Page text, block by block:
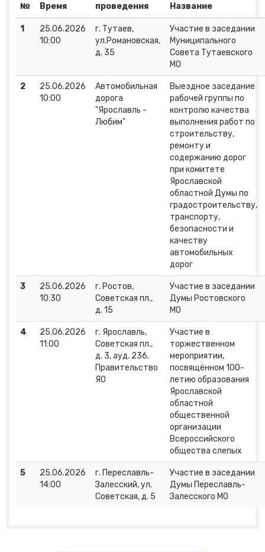
№
Время
проведения
Название
1
25.06.2026
10:00
г. Тутаев,
ул.Романовская,
д. 35
Участие в заседании
Муниципального
Совета Тутаевского
МО
2
25.06.2026
10:00
Автомобильная
дорога
"Ярославль -
Любим"
Выездное заседание
рабочей группы по
контролю качества
выполнения работ по
строительству,
ремонту и
содержанию дорог
при комитете
Ярославской
областной Думы по
градостроительству,
транспорту,
безопасности и
качеству
автомобильных
дорог
3
25.06.2026
10:30
г. Ростов,
Советская пл.,
д. 15
Участие в заседании
Думы Ростовского
МО
4
25.06.2026
11:00
г. Ярославль,
Советская пл.,
д. 3, ауд. 236.
Правительство
ЯО
Участие в
торжественном
мероприятии,
посвящённом 100-
летию образования
Ярославской
областной
общественной
организации
Всероссийского
общества слепых
5
25.06.2026
14:00
г. Переславль-
Залесский, ул.
Советская, д. 5
Участие в заседании
Думы Переславль-
Залесского МО